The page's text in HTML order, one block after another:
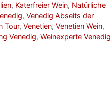
, Katerfreier Wein, Natürliche
, Venedig Abseits der
Tour, Venetien, Venetien Wein,
Venedig, Weinexperte Venedig